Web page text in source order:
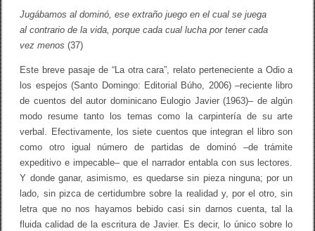
a
*
ó
d
E
l
i
o
a
v
i
r
Jugábamos al dominó, ese extraño juego en el cual se juega
al contrario de la vida, porque cada cual lucha por tener cada
vez menos (37)
Este breve pasaje de “La otra cara”, relato perteneciente a Odio a
los espejos (Santo Domingo: Editorial Búho, 2006) –reciente libro
de cuentos del autor dominicano Eulogio Javier (1963)– de algún
modo resume tanto los temas como la carpintería de su arte
verbal. Efectivamente, los siete cuentos que integran el libro son
como otro igual número de partidas de dominó –de trámite
expeditivo e impecable– que el narrador entabla con sus lectores.
Y donde ganar, asimismo, es quedarse sin pieza ninguna; por un
lado, sin pizca de certidumbre sobre la realidad y, por el otro, sin
letra que no nos hayamos bebido casi sin darnos cuenta, tal la
fluida calidad de la escritura de Javier. Es decir, lo único sobre lo